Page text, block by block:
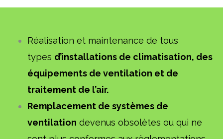
Réalisation et maintenance de tous
types d’installations de climatisation, des
équipements de ventilation et de
traitement de l’air.
Remplacement de systèmes de
ventilation devenus obsolètes ou qui ne